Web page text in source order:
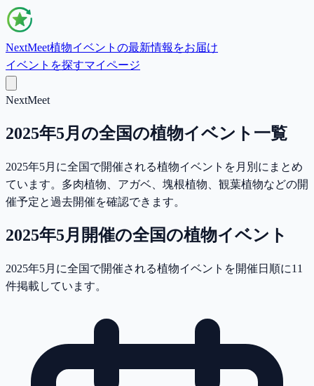
NextMeet植物イベントの最新情報をお届け
イベントを探すマイページ
NextMeet
2025年5月の全国の植物イベント一覧
2025年5月に全国で開催される植物イベントを月別にまとめ
ています。多肉植物、アガベ、塊根植物、観葉植物などの開
催予定と過去開催を確認できます。
2025年5月 開催の全国の植物イベント
2025年5月に全国で開催される植物イベントを開催日順に11
件掲載しています。